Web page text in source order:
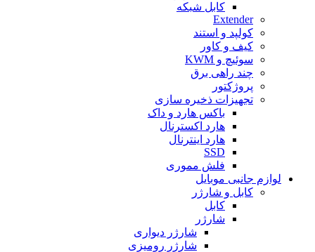
کابل شبکه
Extender
کولپد و استند
کیف و کاور
سوئیچ و KWM
چند راهی برق
پروژکتور
تجهیزات ذخیره سازی
باکس هارد و داک
هارد اکسترنال
هارد اینترنال
SSD
فلش مموری
لوازم جانبی موبایل
کابل و شارژر
کابل
شارژر
شارژر دیواری
شارژر رومیزی